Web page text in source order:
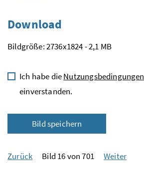
Download
Bildgröße: 2736x1824 - 2,1 MB
Ich habe dieNutzungsbedingungen
einverstanden.
Bild speichern
Zurück Bild 16 von 701 Weiter